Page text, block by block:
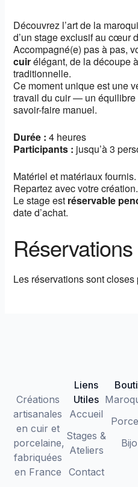
Découvrez l’art de la
d’un stage exclusif au cœur
Accompagné(e) pas à pas,
cuirélégant, de la découpe
traditionnelle.
Ce moment unique est une
travail du cuir — un
savoir-faire manuel.
Durée : 4 heures
Participants : jusqu’à 3
Matériel et matériaux fournis.
Repartez avec votre création.
Le stage est réservable
date d’achat.
Réservations
Les réservations sont
Créations
artisanales
en cuir et
porcelaine,
fabriquées
en France
Liens
Utiles
Accueil
Stages &
Ateliers
Contact